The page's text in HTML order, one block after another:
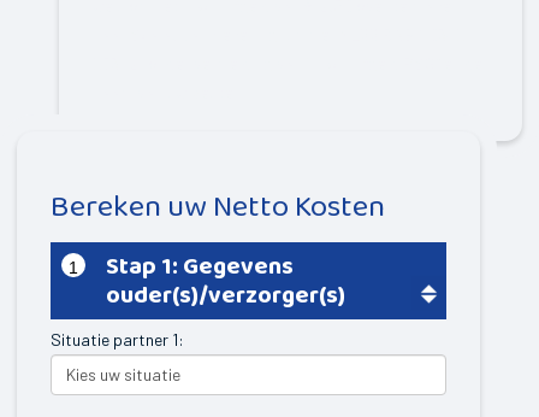
Waskemeer
Langedijke
Nijeberkoop
Fochteloo
Makkinga
Bereken uw Netto Kosten
1 Stap 1: Gegevens
ouder(s)/verzorger(s)
Situatie partner 1: